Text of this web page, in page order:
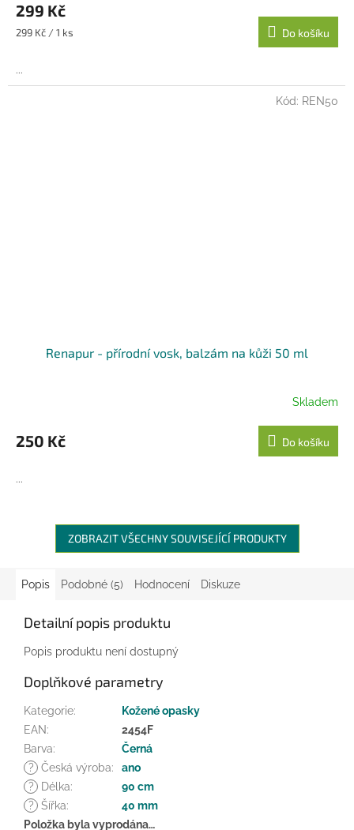
299 Kč
Měrná
299 Kč / 1 ks Do košíku
...
Renapur - přírodní vosk, balzám na kůži 50 ml
Skladem
250 Kč Do košíku
...
Kód: REN50
ZOBRAZIT VŠECHNY SOUVISEJÍCÍ PRODUKTY
Popis Podobné (5) Hodnocení Diskuze
Detailní popis produktu
Popis produktu není dostupný
Doplňkové parametry
Kategorie:
Kožené opasky
EAN:
2454F
Barva:
Černá
?
Česká výroba:
ano
?
Délka:
90 cm
?
Šířka:
40 mm
Položka byla vyprodána…